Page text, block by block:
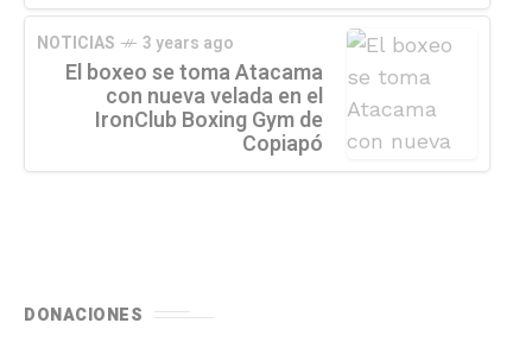
NOTICIAS 3 years ago
El boxeo se toma Atacama
con nueva velada en el
IronClub Boxing Gym de
Copiapó
DONACIONES